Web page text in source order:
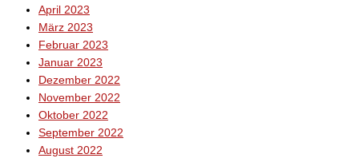
April 2023
März 2023
Februar 2023
Januar 2023
Dezember 2022
November 2022
Oktober 2022
September 2022
August 2022